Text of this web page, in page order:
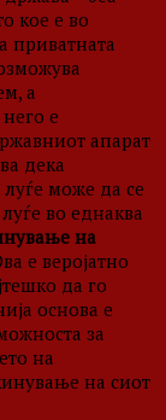
кое е во
приватната
а
е
апарат
дека
може да се
во еднаква
на
е веројатно
да го
основа е
за
на
на сиот